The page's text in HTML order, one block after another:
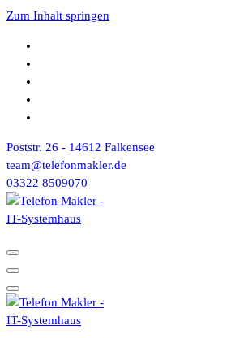
Zum Inhalt springen
Poststr. 26 - 14612 Falkensee
team@telefonmakler.de
03322 8509070